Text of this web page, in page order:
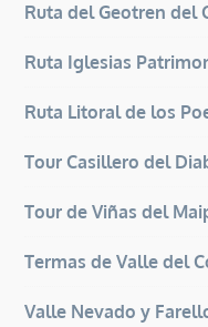
Ruta del Geotren del
Ruta Iglesias
Ruta Litoral de los
Tour Casillero del
Tour de Viñas del
Termas de Valle del
Valle Nevado y